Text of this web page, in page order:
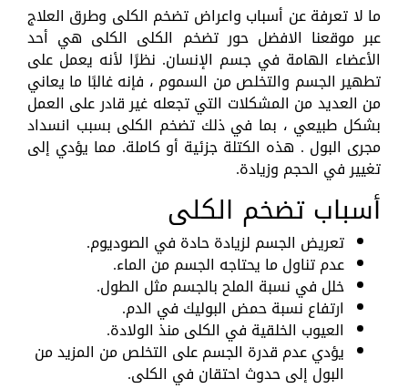
ما لا تعرفة عن أسباب واعراض تضخم الكلى وطرق العلاج
عبر موقعنا الافضل حور تضخم الكلى الكلى هي أحد
الأعضاء الهامة في جسم الإنسان. نظرًا لأنه يعمل على
تطهير الجسم والتخلص من السموم ، فإنه غالبًا ما يعاني
من العديد من المشكلات التي تجعله غير قادر على العمل
بشكل طبيعي ، بما في ذلك تضخم الكلى بسبب انسداد
مجرى البول . هذه الكتلة جزئية أو كاملة. مما يؤدي إلى
تغيير في الحجم وزيادة.
أسباب تضخم الكلى
تعريض الجسم لزيادة حادة في الصوديوم.
عدم تناول ما يحتاجه الجسم من الماء.
خلل في نسبة الملح بالجسم مثل الطول.
ارتفاع نسبة حمض البوليك في الدم.
العيوب الخلقية في الكلى منذ الولادة.
يؤدي عدم قدرة الجسم على التخلص من المزيد من
البول إلى حدوث احتقان في الكلى.